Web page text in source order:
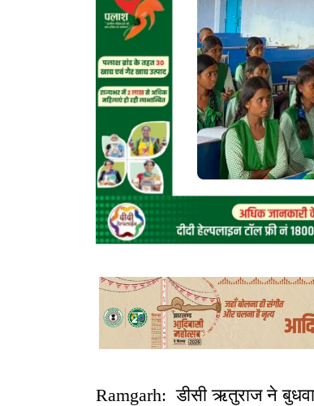
Ramgarh: डीसी ऋतुराज ने